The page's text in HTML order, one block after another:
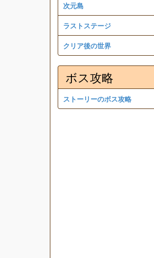
次元島
ラストステージ
クリア後の世界
ボス攻略
ストーリーのボス攻略